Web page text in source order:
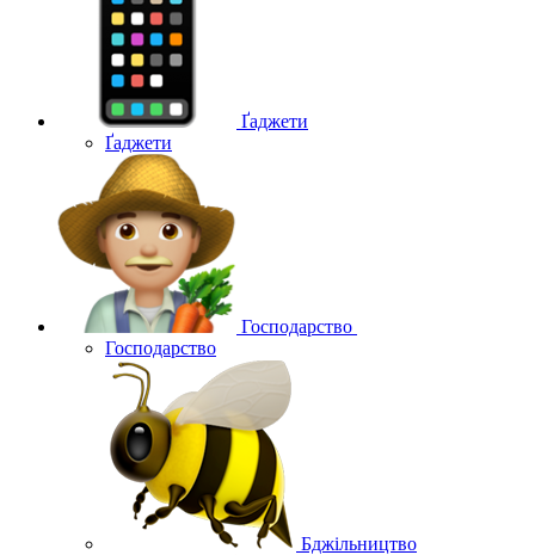
Ґаджети
Ґаджети
Господарство
Господарство
Бджільництво